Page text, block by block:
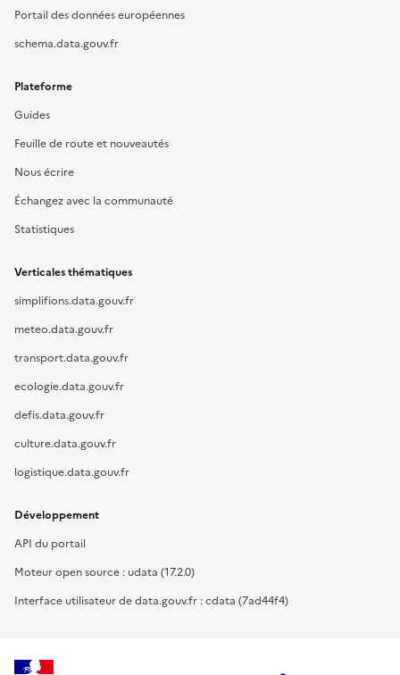
Portail des données européennes
schema.data.gouv.fr
Plateforme
Guides
Feuille de route et nouveautés
Nous écrire
Échangez avec la communauté
Statistiques
Verticales thématiques
simplifions.data.gouv.fr
meteo.data.gouv.fr
transport.data.gouv.fr
ecologie.data.gouv.fr
defis.data.gouv.fr
culture.data.gouv.fr
logistique.data.gouv.fr
Développement
API du portail
Moteur open source : udata (17.2.0)
Interface utilisateur de data.gouv.fr : cdata (7ad44f4)